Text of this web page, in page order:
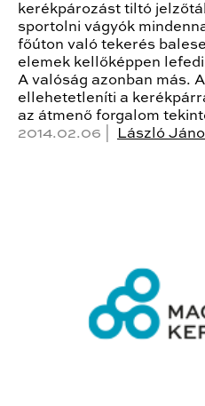
kerékpározást tiltó
sportolni vágyók
főúton való tekerés
elemek kellőképpen
A valóság azonban más.
ellehetetleníti a
az átmenő forgalom
2014.02.06 |
László